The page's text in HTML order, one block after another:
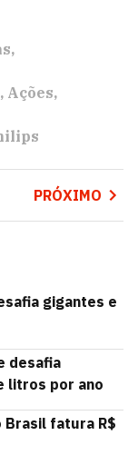
Ações
PRÓXIMO
gigantes e
desafia
litros por ano
Brasil fatura R$